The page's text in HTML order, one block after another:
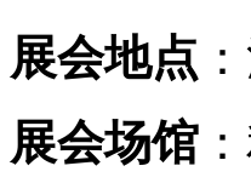
展会地点
展会场馆